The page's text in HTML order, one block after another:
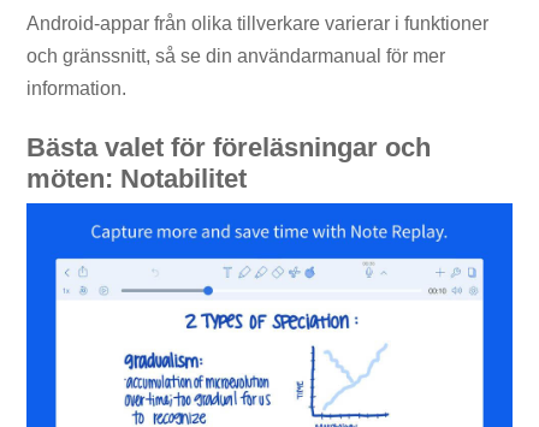
Android-appar från olika tillverkare varierar i funktioner
och gränssnitt, så se din användarmanual för mer
information.
Bästa valet för föreläsningar och
möten: Notabilitet